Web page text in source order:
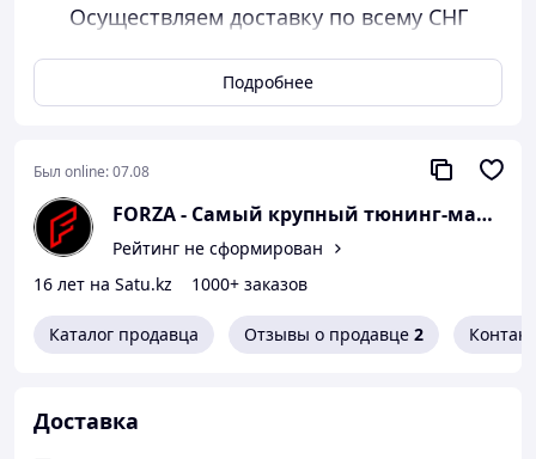
Осуществляем доставку по всему СНГ
Ташкент и др.)
В комплект входит:
Передний бампер
Задний бампер
Передние и задние фары
Решетки радиатора
Решетки воздуховодов
Накладки на бампер
Материал:
Подробнее
Был online:07.08
FORZA - Самый крупный тюнинг-маркет
Рейтинг не сформирован
16 лет на Satu.kz
1000+ заказов
Каталог продавца Отзывы о продавце 2
Доставка